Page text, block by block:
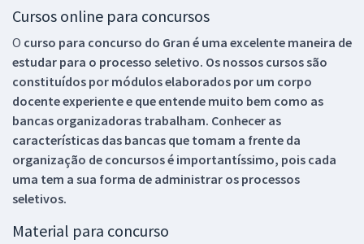
Cursos online para concursos
O curso para concurso do Gran é uma excelente maneira de
estudar para o processo seletivo. Os nossos cursos são
constituídos por módulos elaborados por um corpo
docente experiente e que entende muito bem como as
bancas organizadoras trabalham. Conhecer as
características das bancas que tomam a frente da
organização de concursos é importantíssimo, pois cada
uma tem a sua forma de administrar os processos
seletivos.
Material para concurso